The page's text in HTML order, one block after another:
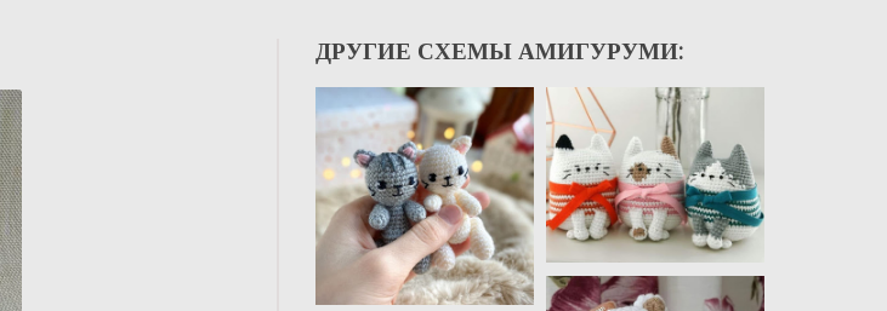
ДРУГИЕ СХЕМЫ АМИГУРУМИ: